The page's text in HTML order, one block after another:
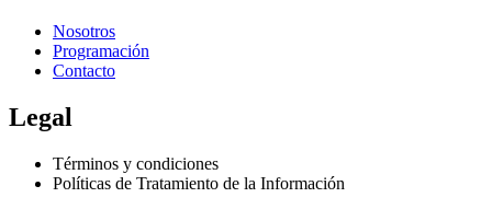
Nosotros
Programación
Contacto
Legal
Términos y condiciones
Políticas de Tratamiento de la Información